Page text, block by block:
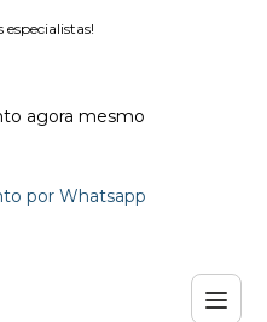
agora mesmo
por Whatsapp